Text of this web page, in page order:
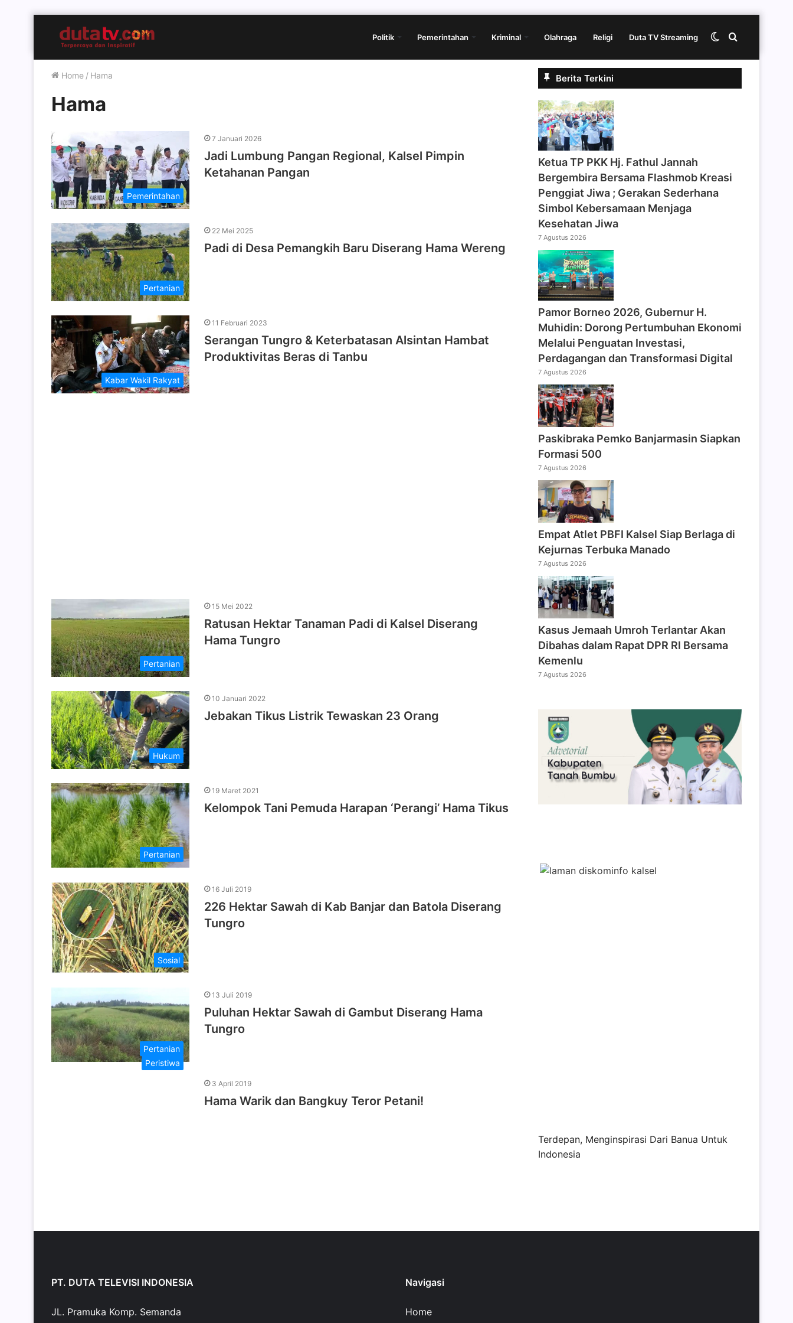
Politik Pemerintahan Kriminal Olahraga Religi Duta TV Streaming Cari
Switch
Home / Hama
Hama
Pemerintahan
7 Januari 2026
Jadi Lumbung Pangan Regional, Kalsel Pimpin
Ketahanan Pangan
Pertanian
22 Mei 2025
Padi di Desa Pemangkih Baru Diserang Hama Wereng
Kabar Wakil Rakyat
11 Februari 2023
Serangan Tungro & Keterbatasan Alsintan Hambat
Produktivitas Beras di Tanbu
Pertanian
15 Mei 2022
Ratusan Hektar Tanaman Padi di Kalsel Diserang
Hama Tungro
Hukum
10 Januari 2022
Jebakan Tikus Listrik Tewaskan 23 Orang
Pertanian
19 Maret 2021
Kelompok Tani Pemuda Harapan ‘Perangi’ Hama Tikus
Sosial
16 Juli 2019
226 Hektar Sawah di Kab Banjar dan Batola Diserang
Tungro
Pertanian
13 Juli 2019
Puluhan Hektar Sawah di Gambut Diserang Hama
Tungro
Peristiwa
3 April 2019
Hama Warik dan Bangkuy Teror Petani!
Berita Terkini
‎Ketua TP PKK Hj. Fathul Jannah
Bergembira Bersama Flashmob Kreasi
Penggiat Jiwa ; Gerakan Sederhana
Simbol Kebersamaan Menjaga
Kesehatan Jiwa
7 Agustus 2026
Pamor Borneo 2026, Gubernur H.
Muhidin: Dorong Pertumbuhan Ekonomi
Melalui Penguatan Investasi,
Perdagangan dan Transformasi Digital
7 Agustus 2026
Paskibraka Pemko Banjarmasin Siapkan
Formasi 500
7 Agustus 2026
Empat Atlet PBFI Kalsel Siap Berlaga di
Kejurnas Terbuka Manado
7 Agustus 2026
Kasus Jemaah Umroh Terlantar Akan
Dibahas dalam Rapat DPR RI Bersama
Kemenlu
7 Agustus 2026
Terdepan, Menginspirasi Dari Banua Untuk
Indonesia
PT. DUTA TELEVISI INDONESIA
JL. Pramuka Komp. Semanda
Navigasi
Home